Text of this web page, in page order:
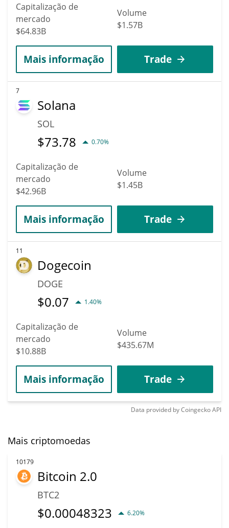
Capitalização de
mercado
$64.83B
Volume
$1.57B
Mais informação Trade
7
Solana
SOL
$73.78 0.70%
Capitalização de
mercado
$42.96B
Volume
$1.45B
Mais informação Trade
11
Dogecoin
DOGE
$0.07 1.40%
Capitalização de
mercado
$10.88B
Volume
$435.67M
Mais informação Trade
Data provided byCoingeckoAPI
Mais criptomoedas
10179
Bitcoin 2.0
BTC2
$0.00048323 6.20%